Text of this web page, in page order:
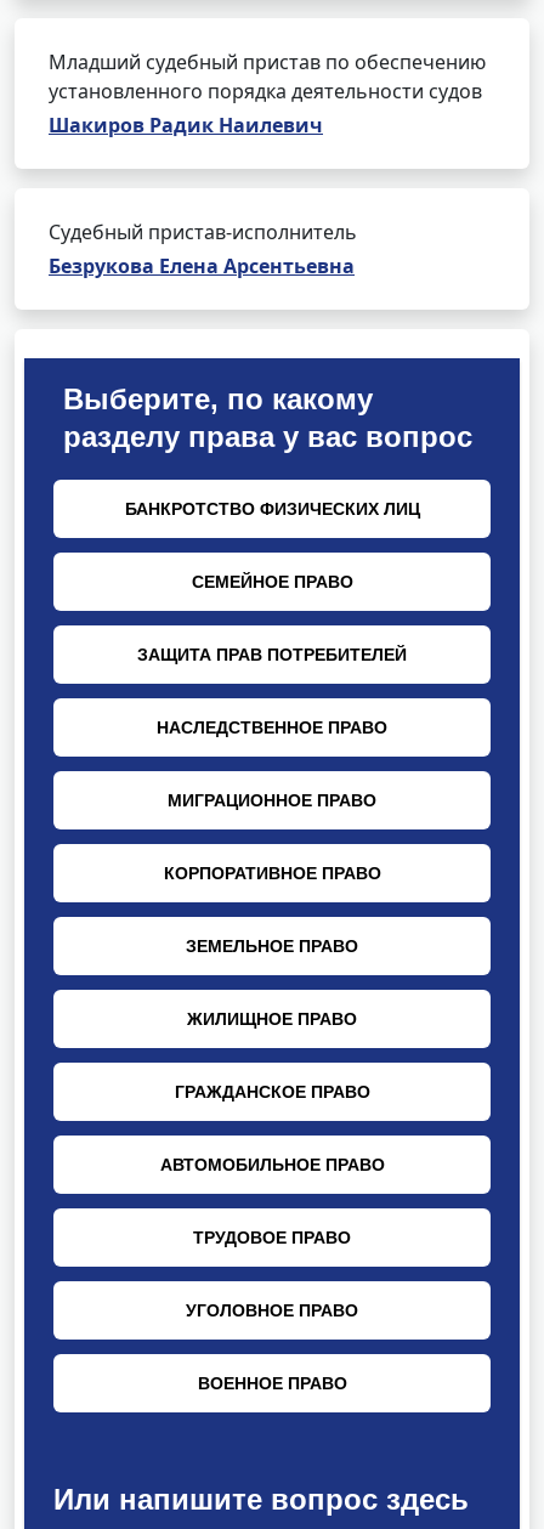
Младший судебный пристав по обеспечению
установленного порядка деятельности судов
Шакиров Радик Наилевич
Судебный пристав-исполнитель
Безрукова Елена Арсентьевна